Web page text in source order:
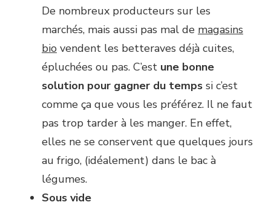
De nombreux producteurs sur les
marchés, mais aussi pas mal de magasins
bio vendent les betteraves déjà cuites,
épluchées ou pas. C’est une bonne
solution pour gagner du temps si c’est
comme ça que vous les préférez. Il ne faut
pas trop tarder à les manger. En effet,
elles ne se conservent que quelques jours
au frigo, (idéalement) dans le bac à
légumes.
Sous vide